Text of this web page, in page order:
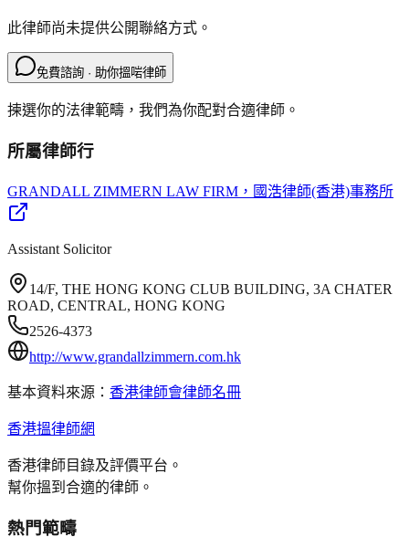
此律師尚未提供公開聯絡方式。
免費諮詢 · 助你搵啱律師
揀選你的法律範疇，我們為你配對合適律師。
所屬律師行
GRANDALL ZIMMERN LAW FIRM ，國浩律師(香港)事務所
Assistant Solicitor
14/F, THE HONG KONG CLUB BUILDING, 3A CHATER
ROAD, CENTRAL, HONG KONG
2526-4373
http://www.grandallzimmern.com.hk
基本資料來源： 香港律師會律師名冊
香港搵律師網
香港律師目錄及評價平台。
幫你搵到合適的律師。
熱門範疇